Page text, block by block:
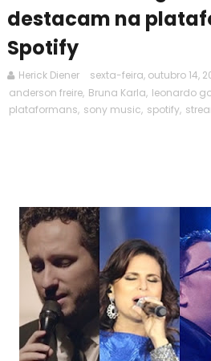
destacam na
Spotify
Herick Diener sexta-feira, outubro 14,
anderson freire, Bruna Karla, leonardo
plataformans, sony music, spotify,